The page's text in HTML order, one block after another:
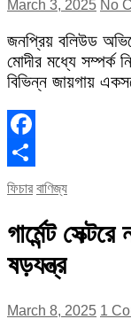
March 3, 2025 No
জনপ্রিয় বলিউড
মোদীর মধ্যে সম্পর্ক
বিভিন্ন জায়গায়
Facebook
Share
ফিচার বাণিজ্য
গার্মেন্ট
ষড়যন্ত্র
March 8, 2025 1